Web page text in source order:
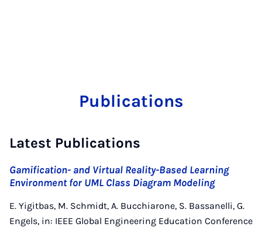
Publications
Latest Publications
Gamification- and Virtual Reality-Based Learning
Environment for UML Class Diagram Modeling
E. Yigitbas, M. Schmidt, A. Bucchiarone, S. Bassanelli, G.
Engels, in: IEEE Global Engineering Education Conference